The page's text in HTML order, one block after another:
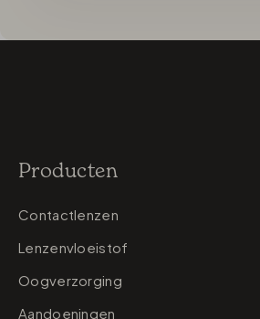
Producten
Contactlenzen
Lenzenvloeistof
Oogverzorging
Aandoeningen